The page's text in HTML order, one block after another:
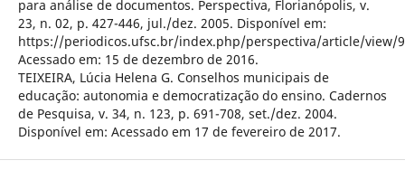
para análise de documentos. Perspectiva, Florianópolis, v.
23, n. 02, p. 427-446, jul./dez. 2005. Disponível em:
https://periodicos.ufsc.br/index.php/perspectiva/article/view/
Acessado em: 15 de dezembro de 2016.
TEIXEIRA, Lúcia Helena G. Conselhos municipais de
educação: autonomia e democratização do ensino. Cadernos
de Pesquisa, v. 34, n. 123, p. 691-708, set./dez. 2004.
Disponível em: Acessado em 17 de fevereiro de 2017.